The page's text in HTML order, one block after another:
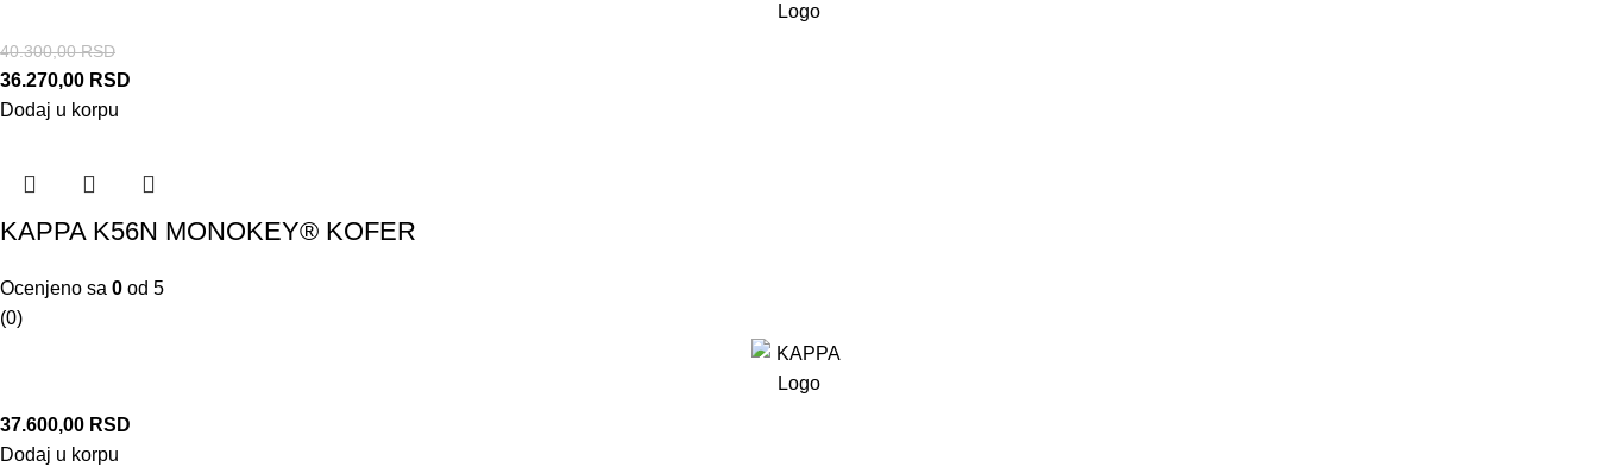
40.300,00RSD
36.270,00 RSD
Dodaj u korpu
KAPPA K56N MONOKEY® KOFER
Ocenjeno sa 0 od 5
(0)
37.600,00 RSD
Dodaj u korpu